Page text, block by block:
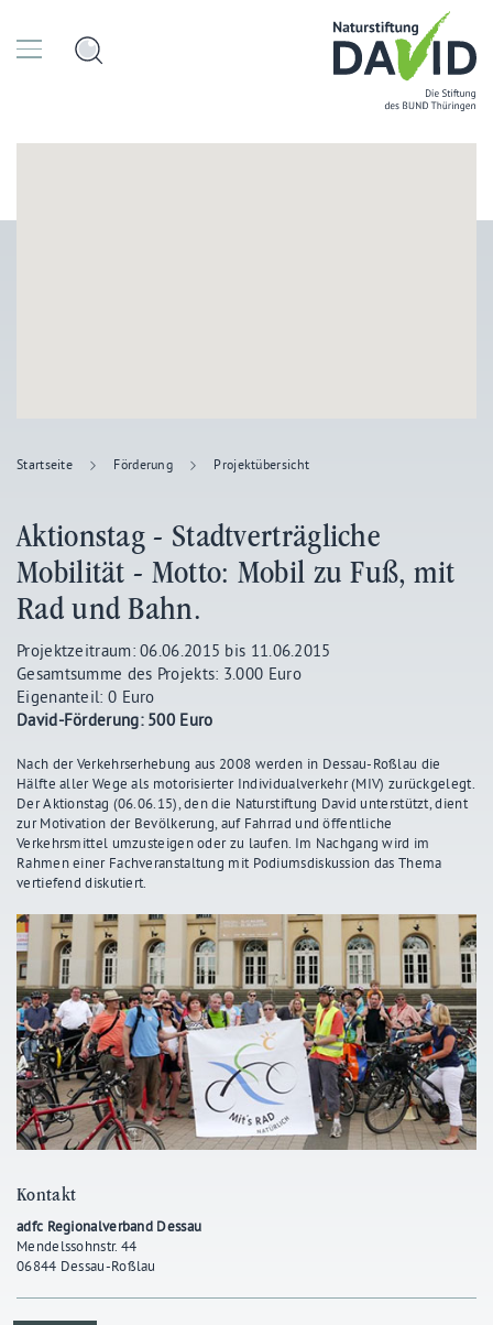
Startseite Förderung Projektübersicht
Aktionstag - Stadtverträgliche
Mobilität - Motto: Mobil zu Fuß, mit
Rad und Bahn.
Projektzeitraum: 06.06.2015 bis 11.06.2015
Gesamtsumme des Projekts: 3.000 Euro
Eigenanteil: 0 Euro
David-Förderung: 500 Euro
Nach der Verkehrserhebung aus 2008 werden in Dessau-Roßlau die
Hälfte aller Wege als motorisierter Individualverkehr (MIV) zurückgelegt.
Der Aktionstag (06.06.15), den die Naturstiftung David unterstützt, dient
zur Motivation der Bevölkerung, auf Fahrrad und öffentliche
Verkehrsmittel umzusteigen oder zu laufen. Im Nachgang wird im
Rahmen einer Fachveranstaltung mit Podiumsdiskussion das Thema
vertiefend diskutiert.
Kontakt
adfc Regionalverband Dessau
Mendelssohnstr. 44
06844 Dessau-Roßlau